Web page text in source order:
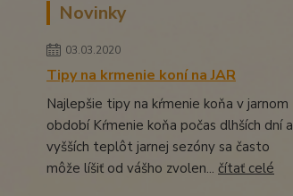
Novinky
03.03.2020
Tipy na krmenie koní na JAR
Najlepšie tipy na kŕmenie koňa v jarnom
období Kŕmenie koňa počas dlhších dní a
vyšších teplôt jarnej sezóny sa často
môže líšiť od vášho zvolen... čítať celé